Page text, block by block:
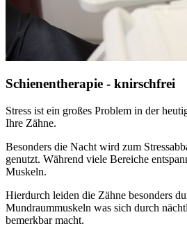
Schienentherapie - knirschfrei
Stress ist ein großes Problem in der
Ihre Zähne.
Besonders die Nacht wird zum
genutzt. Während viele Bereiche
Muskeln.
Hierdurch leiden die Zähne besonders
Mundraummuskeln was sich durch
bemerkbar macht.